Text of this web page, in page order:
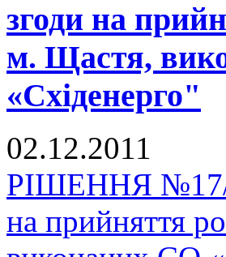
згоди на
м. Щастя,
«Східенерго"
02.12.2011
РІШЕННЯ №17/2
на прийняття